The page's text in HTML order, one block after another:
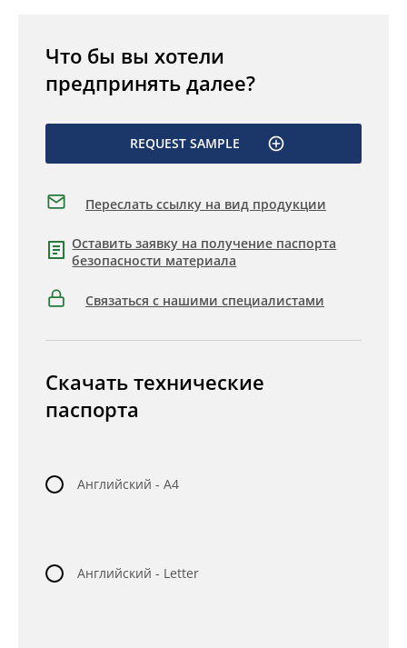
Что бы вы хотели
предпринять далее?
REQUEST SAMPLE
Переслать ссылку на вид продукции
Оставить заявку на получение паспорта
безопасности материала
Связаться с нашими специалистами
Скачать технические
паспорта
Английский - A4
Английский - Letter